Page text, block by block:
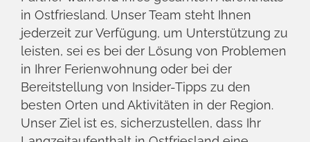
Ihren Aufenthalt so angenehm und stressfrei
wie möglich zu gestalten.
Wie gestaltet sich das Leben
in Ostfriesland für
Langzeitmieter?